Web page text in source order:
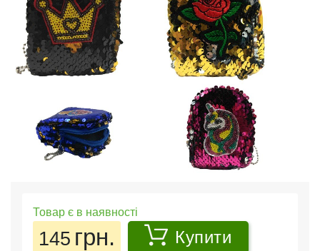
Товар є в наявності
145 грн. Купити